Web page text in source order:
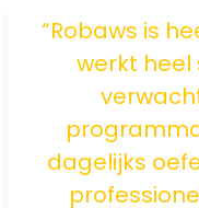
“Robaws is
werkt heel
dagelijks